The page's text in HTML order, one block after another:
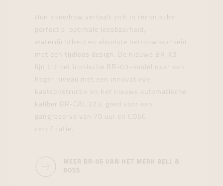
Hun knowhow vertaalt zich in technische
perfectie, optimale leesbaarheid,
waterdichtheid en absolute betrouwbaarheid
met een tijdloos design. De nieuwe BR-X3-
lijn tilt het iconische BR-03-model naar een
hoger niveau met een innovatieve
kastconstructie en het nieuwe automatische
kaliber BR-CAL.323, goed voor een
gangreserve van 70 uur en COSC-
certificatie.
MEER BR-05 VAN HET MERK BELL &
ROSS